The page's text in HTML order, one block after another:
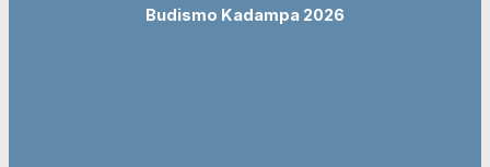
Budismo Kadampa 2026